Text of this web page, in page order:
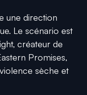
une direction
Le scénario est
créateur de
Promises,
sèche et